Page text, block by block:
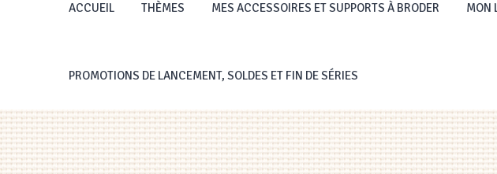
ACCUEIL THÈMES MES ACCESSOIRES ET SUPPORTS À BRODER MON
PROMOTIONS DE LANCEMENT, SOLDES ET FIN DE SÉRIES